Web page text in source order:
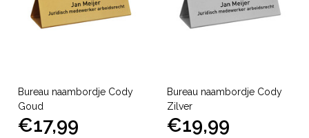
Bureau naambordje Cody
Goud
€17,99
Bureau naambordje Cody
Zilver
€19,99